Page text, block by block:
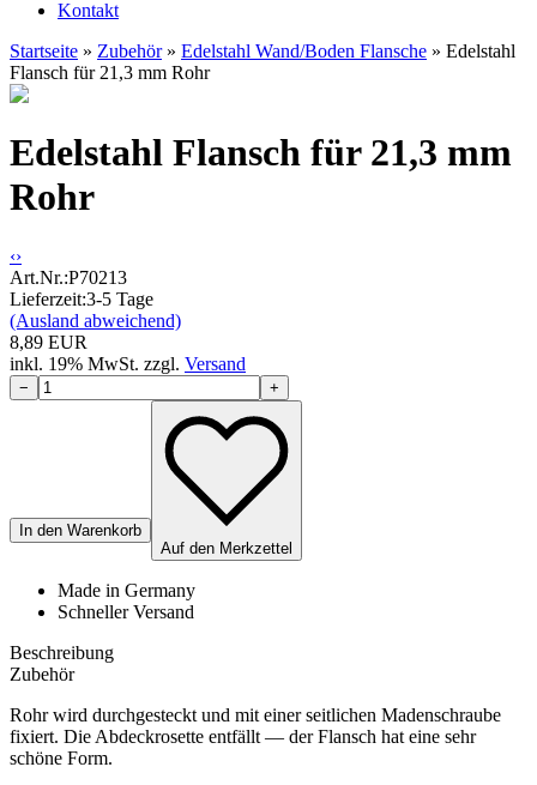
Kontakt
Startseite » Zubehör» Edelstahl Wand/Boden Flansche » Edelstahl
Flansch für 21,3 mm Rohr
8,89
EUR
Edelstahl Flansch für 21,3 mm
Rohr
‹›
Art.Nr.:P70213
Lieferzeit:3-5 Tage
(Ausland abweichend)
8,89 EUR
inkl. 19% MwSt. zzgl. Versand
− +
In den Warenkorb
Auf den Merkzettel
Made in Germany
Schneller Versand
Beschreibung
Zubehör
Rohr wird durchgesteckt und mit einer seitlichen Madenschraube
fixiert. Die Abdeckrosette entfällt — der Flansch hat eine sehr
schöne Form.